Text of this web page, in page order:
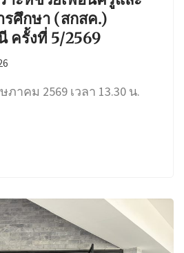
รศึกษา (สกสค.)
ครั้งที่ 5/2569
าคม 2569 เวลา 13.30 น.